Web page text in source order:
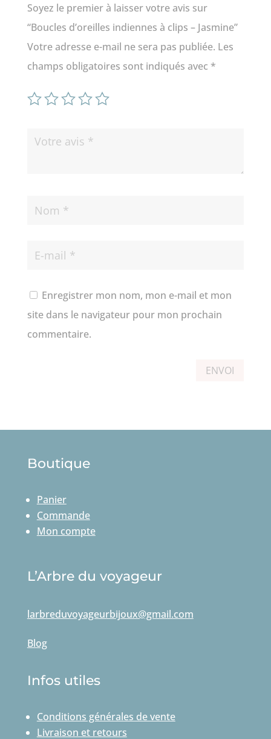
Soyez le premier à laisser votre avis sur
“Boucles d’oreilles indiennes à clips – Jasmine”
Votre adresse e-mail ne sera pas publiée. Les
champs obligatoires sont indiqués avec *
Enregistrer mon nom, mon e-mail et mon
site dans le navigateur pour mon prochain
commentaire.
ENVOI
Boutique
Panier
Commande
Mon compte
L’Arbre du voyageur
larbreduvoyageurbijoux@gmail.com
Blog
Infos utiles
Conditions générales de vente
Livraison et retours